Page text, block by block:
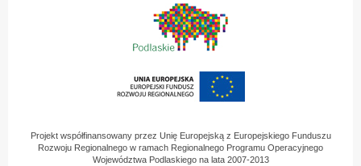
Projekt współfinansowany przez Unię Europejską z Europejskiego Funduszu
Rozwoju Regionalnego w ramach Regionalnego Programu Operacyjnego
Województwa Podlaskiego na lata 2007-2013